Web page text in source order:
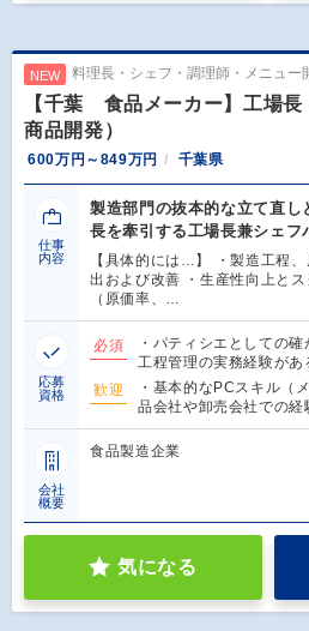
NEW 料理長・シェフ・調理師・メニュー
【千葉 食品メーカー】工場長
商品開発）
600万円～849万円 千葉県
仕事
内容
製造部門の抜本的な立て直し
長を牽引する工場長兼シェフ
【具体的には…】 ・製造工程
出および改善 ・生産性向上と
（原価率、…
応募
資格
必須
・パティシエとしての
工程管理の実務経験が
歓迎
・基本的なPCスキル（
品会社や卸売会社での
会社
概要
食品製造企業
気になる